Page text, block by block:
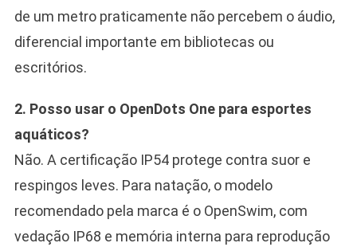
de um metro praticamente não percebem o áudio,
diferencial importante em bibliotecas ou
escritórios.
2. Posso usar o OpenDots One para esportes
aquáticos?
Não. A certificação IP54 protege contra suor e
respingos leves. Para natação, o modelo
recomendado pela marca é o OpenSwim, com
vedação IP68 e memória interna para reprodução